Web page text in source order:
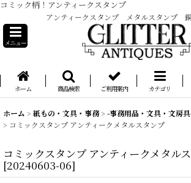
コミック柄！アンティークスタンプ
アンティークスタンプ メタルスタンプ
メニュー
ホーム 商品検索 ご利用案内 カテゴリ
ホーム > 紙もの・文具・事務> -事務用品・文具・文房
> コミックスタンプ アンティークメタルスタンプ
コミックスタンプ アンティークメタル
[20240603-06]